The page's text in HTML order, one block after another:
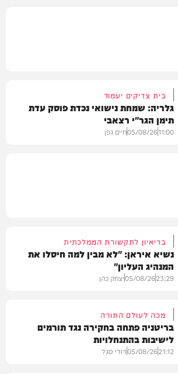
בית צדיקים יעמוד
גלריה: שמחת נישואי נכדת פוסק עדת
תימן הגר"י רצאבי
11:00
05/08/26חיים גפן
בריאיון לתקשורת הממלכתית
נשיא איראן: "לא מבין למה חיסלו את
המנהיג העליון"
23:29
05/08/26יצחק כהן
מכה לעולם התורה
בריטניה פתחה בחקירה נגד תורמים
לישיבות בהתנחלויות
21:12
05/08/26דודי סגל